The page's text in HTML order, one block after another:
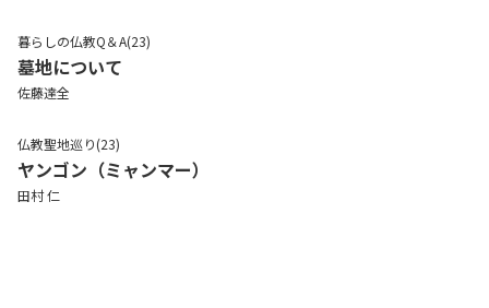
暮らしの仏教Q＆A(23)
墓地について
佐藤達全
仏教聖地巡り(23)
ヤンゴン（ミャンマー）
田村 仁